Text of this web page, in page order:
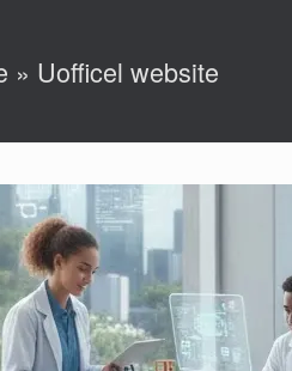
» Uofficel website